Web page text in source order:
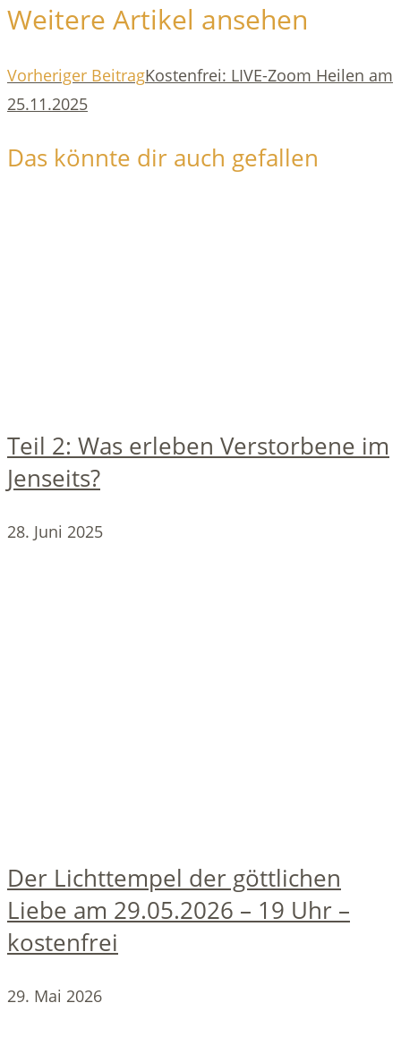
Weitere Artikel ansehen
Vorheriger BeitragKostenfrei: LIVE-Zoom Heilen am
25.11.2025
Das könnte dir auch gefallen
Teil 2: Was erleben Verstorbene im
Jenseits?
28. Juni 2025
Der Lichttempel der göttlichen
Liebe am 29.05.2026 – 19 Uhr –
kostenfrei
29. Mai 2026